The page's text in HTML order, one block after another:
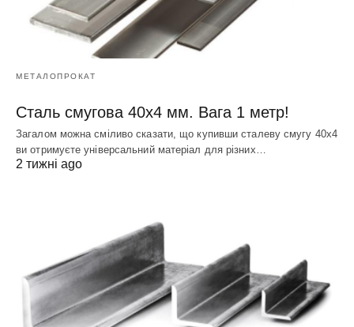
МЕТАЛОПРОКАТ
Сталь смугова 40х4 мм. Вага 1 метр!
Загалом можна сміливо сказати, що купивши сталеву смугу 40х4
ви отримуєте універсальний матеріал для різних…
2 тижні ago